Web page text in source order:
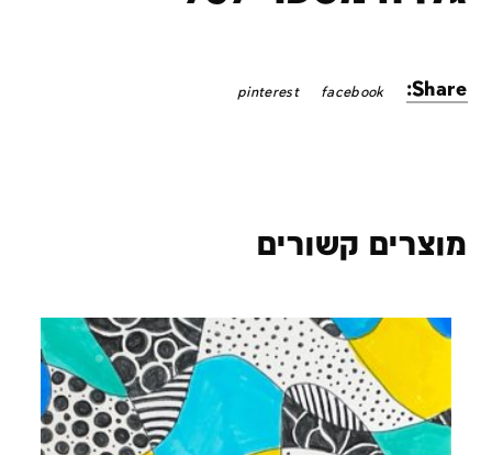
Share:
facebook
pinterest
מוצרים קשורים